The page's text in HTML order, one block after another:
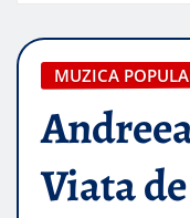
MUZICA
Viata